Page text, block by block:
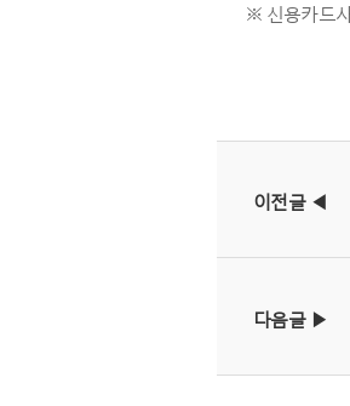
※ 신용카드
이전글 ◀
다음글 ▶